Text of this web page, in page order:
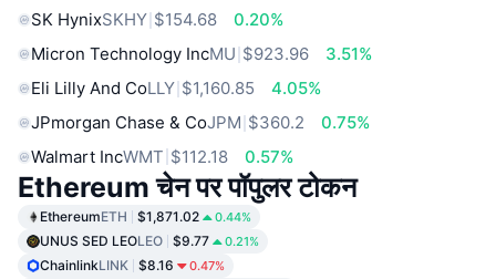
SK HynixSKHY $154.68
0.20%
Micron Technology IncMU $923.96
3.51%
Eli Lilly And CoLLY $1,160.85
4.05%
JPmorgan Chase & CoJPM $360.2
0.75%
Walmart IncWMT $112.18 0.57%
Ethereum चेन पर पॉपुलर टोकन
EthereumETH $1,871.02 0.44%
UNUS SED LEOLEO $9.77 0.21%
ChainlinkLINK $8.16 0.47%